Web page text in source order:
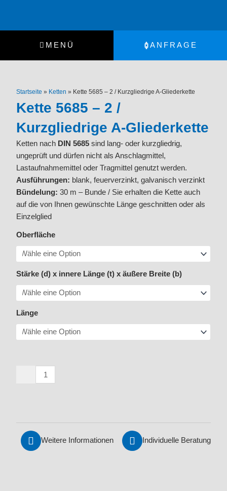
springen
MENÜ
ANFRAGE
Startseite » Ketten » Kette 5685 – 2 / Kurzgliedrige A-Gliederkette
Kette 5685 – 2 /
Kurzgliedrige A-Gliederkette
Ketten nach DIN 5685 sind lang- oder kurzgliedrig,
ungeprüft und dürfen nicht als Anschlagmittel,
Lastaufnahmemittel oder Tragmittel genutzt werden.
Ausführungen: blank, feuerverzinkt, galvanisch verzinkt
Bündelung: 30 m – Bunde / Sie erhalten die Kette auch
auf die von Ihnen gewünschte Länge geschnitten oder als
Einzelglied
Oberfläche
Stärke (d) x innere Länge (t) x äußere Breite (b)
Länge
/
Kurzgliedrige
A-
Gliederkette
Menge
Weitere Informationen Individuelle Beratung